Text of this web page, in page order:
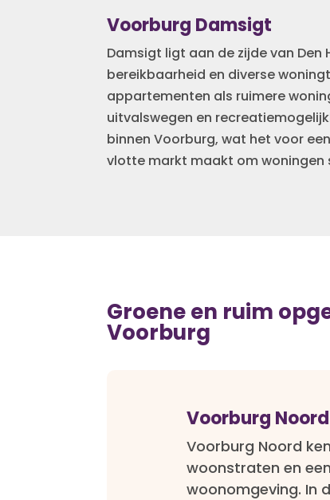
Voorburg Damsigt
Damsigt ligt aan de zijde van
bereikbaarheid en diverse
appartementen als ruimere
uitvalswegen en
binnen Voorburg, wat het voor een
vlotte markt maakt om woningen
Groene en ruim
Voorburg
Voorburg Noord
Voorburg Noord
woonstraten en
woonomgeving. In